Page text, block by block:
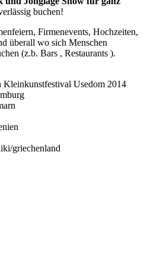
buchen!
Firmenevents, Hochzeiten,
überall wo sich Menschen
(z.b. Bars , Restaurants ).
Kleinkunstfestival Usedom 2014
griechenland